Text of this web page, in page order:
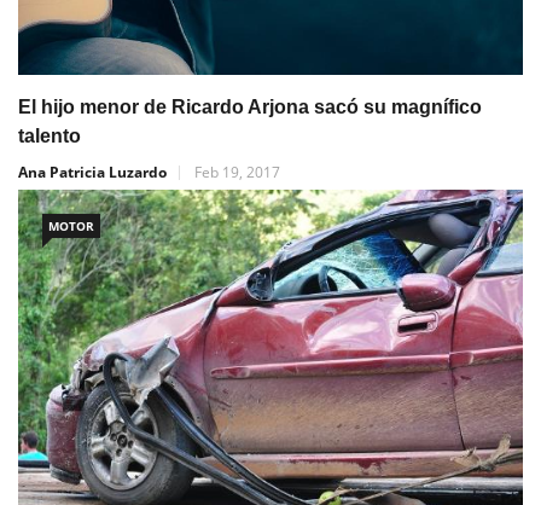
El hijo menor de Ricardo Arjona sacó su magnífico
talento
Ana Patricia Luzardo
Feb 19, 2017
MOTOR